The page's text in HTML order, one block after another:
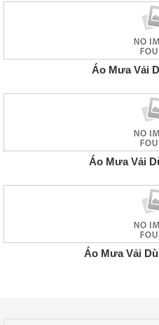
Áo Mưa Vải
Áo Mưa Vải
Áo Mưa Vải